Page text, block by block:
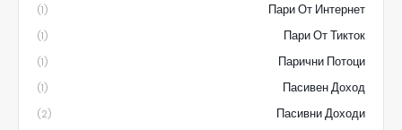
Пари От Интернет
(1)
Пари От Тикток
(1)
Парични Потоци
(1)
Пасивен Доход
(1)
Пасивни Доходи
(2)